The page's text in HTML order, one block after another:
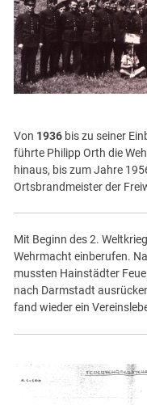
Von 1936 bis zu seiner
führte Philipp Orth die
hinaus, bis zum Jahre
Ortsbrandmeister der
Mit Beginn des 2.
Wehrmacht einberufen.
mussten Hainstädter
nach Darmstadt
fand wieder ein